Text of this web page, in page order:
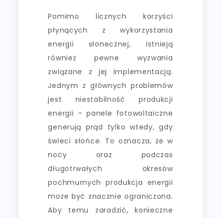
Pomimo licznych korzyści
płynących z wykorzystania
energii słonecznej, istnieją
również pewne wyzwania
związane z jej implementacją.
Jednym z głównych problemów
jest niestabilność produkcji
energii – panele fotowoltaiczne
generują prąd tylko wtedy, gdy
świeci słońce. To oznacza, że w
nocy oraz podczas
długotrwałych okresów
pochmurnych produkcja energii
może być znacznie ograniczona.
Aby temu zaradzić, konieczne